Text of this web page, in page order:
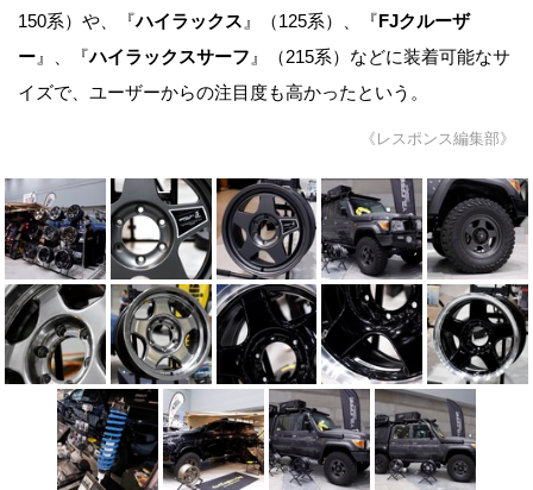
150系）や、『ハイラックス 』（125系）、『FJクルーザ
ー 』、『ハイラックスサーフ 』（215系）などに装着可能なサ
イズで、ユーザーからの注目度も高かったという。
《レスポンス編集部》